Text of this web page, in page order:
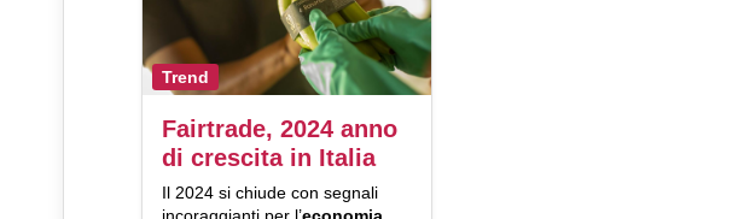
Trend
Fairtrade, 2024 anno
di crescita in Italia
Il 2024 si chiude con segnali
incoraggianti per l’economia